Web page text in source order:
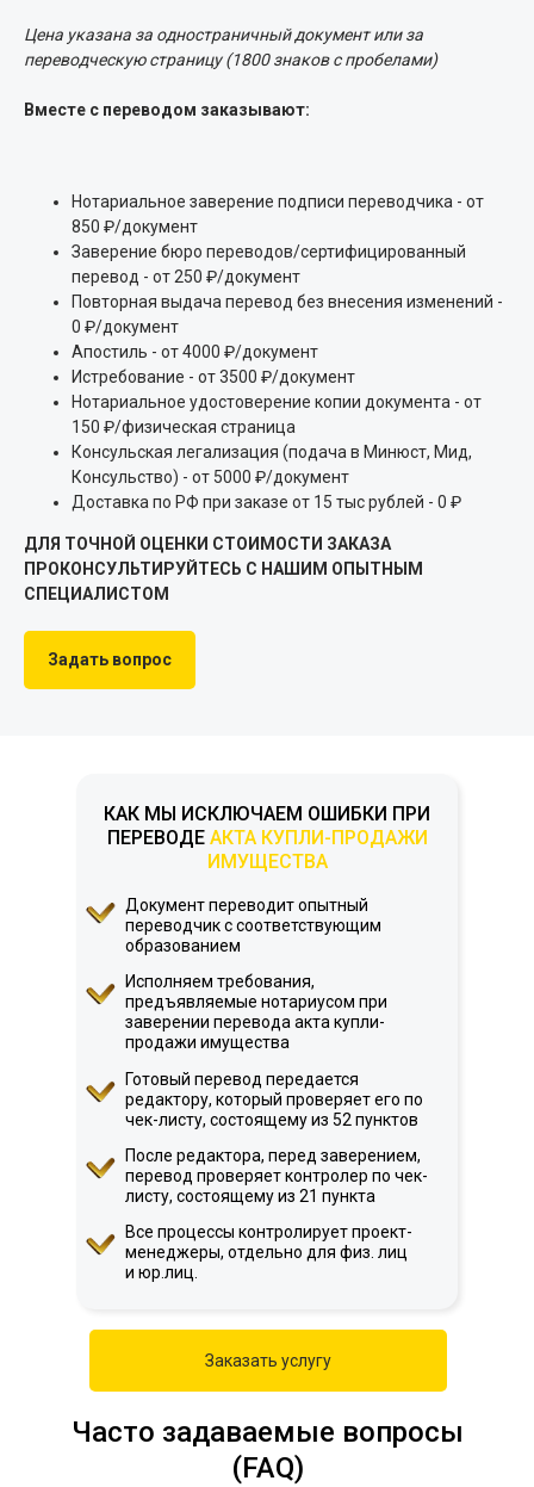
Цена указана за одностраничный документ или за
переводческую страницу (1800 знаков с пробелами)
Вместе с переводом заказывают:
Нотариальное заверение подписи переводчика - от
850 ₽/документ
Заверение бюро переводов/сертифицированный
перевод - от 250 ₽/документ
Повторная выдача перевод без внесения изменений -
0 ₽/документ
Апостиль - от 4000 ₽/документ
Истребование - от 3500 ₽/документ
Нотариальное удостоверение копии документа - от
150 ₽/физическая страница
Консульская легализация (подача в Минюст, Мид,
Консульство) - от 5000 ₽/документ
Доставка по РФ при заказе от 15 тыс рублей - 0 ₽
ДЛЯ ТОЧНОЙ ОЦЕНКИ СТОИМОСТИ ЗАКАЗА
ПРОКОНСУЛЬТИРУЙТЕСЬ С НАШИМ ОПЫТНЫМ
СПЕЦИАЛИСТОМ
Задать вопрос
КАК МЫ ИСКЛЮЧАЕМ ОШИБКИ ПРИ
ПЕРЕВОДЕ АКТА КУПЛИ-ПРОДАЖИ
ИМУЩЕСТВА
Документ переводит опытный
переводчик с соответствующим
образованием
Исполняем требования,
предъявляемые нотариусом при
заверении перевода акта купли-
продажи имущества
Готовый перевод передается
редактору, который проверяет его по
чек-листу, состоящему из 52 пунктов
После редактора, перед заверением,
перевод проверяет контролер по чек-
листу, состоящему из 21 пункта
Все процессы контролирует проект-
менеджеры, отдельно для физ. лиц
и юр.лиц.
Заказать услугу
Часто задаваемые вопросы
(FAQ)